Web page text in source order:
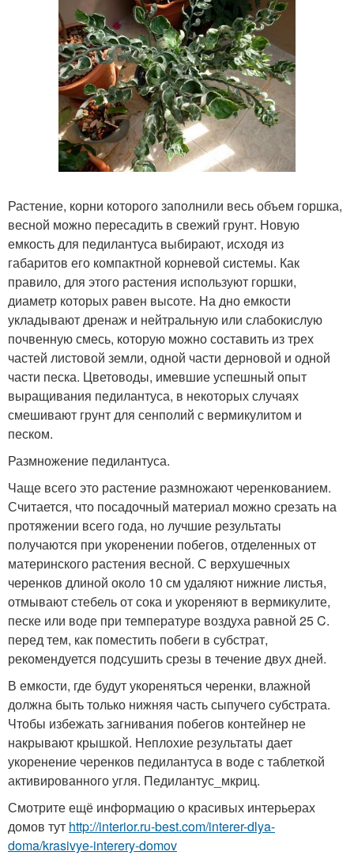
Растение, корни которого заполнили весь объем горшка,
весной можно пересадить в свежий грунт. Новую
емкость для педилантуса выбирают, исходя из
габаритов его компактной корневой системы. Как
правило, для этого растения используют горшки,
диаметр которых равен высоте. На дно емкости
укладывают дренаж и нейтральную или слабокислую
почвенную смесь, которую можно составить из трех
частей листовой земли, одной части дерновой и одной
части песка. Цветоводы, имевшие успешный опыт
выращивания педилантуса, в некоторых случаях
смешивают грунт для сенполий с вермикулитом и
песком.
Размножение педилантуса.
Чаще всего это растение размножают черенкованием.
Считается, что посадочный материал можно срезать на
протяжении всего года, но лучшие результаты
получаются при укоренении побегов, отделенных от
материнского растения весной. С верхушечных
черенков длиной около 10 см удаляют нижние листья,
отмывают стебель от сока и укореняют в вермикулите,
песке или воде при температуре воздуха равной 25 C.
перед тем, как поместить побеги в субстрат,
рекомендуется подсушить срезы в течение двух дней.
В емкости, где будут укореняться черенки, влажной
должна быть только нижняя часть сыпучего субстрата.
Чтобы избежать загнивания побегов контейнер не
накрывают крышкой. Неплохие результаты дает
укоренение черенков педилантуса в воде с таблеткой
активированного угля. Педилантус_мкриц.
Смотрите ещё информацию о красивых интерьерах
домов тут http://interior.ru-best.com/interer-dlya-
doma/krasivye-interery-domov